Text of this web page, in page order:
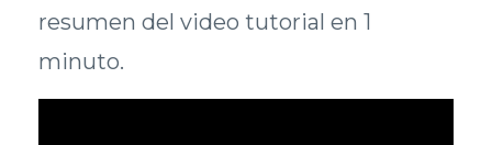
resumen del video tutorial en 1
minuto.